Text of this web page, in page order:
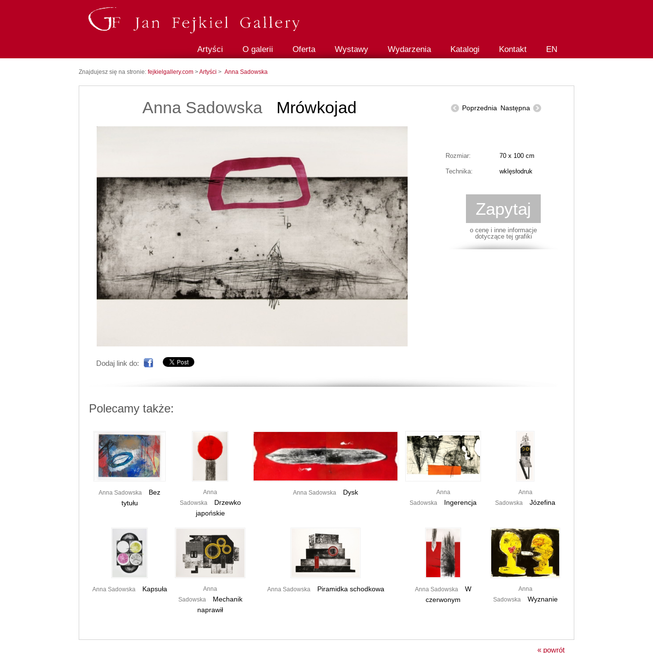
Artyści O galerii Oferta Wystawy Wydarzenia Katalogi Kontakt EN
Znajdujesz się na stronie: fejkielgallery.com >Artyści > Anna Sadowska
Poprzednia Następna
Anna Sadowska Mrówkojad
Rozmiar: 70 x 100 cm
Technika: wklęsłodruk
Zapytaj
o cenę i inne informacje
dotyczące tej grafiki
Dodaj link do:
Polecamy także:
Anna Sadowska
Bez
tytułu
Anna
Sadowska
Drzewko
japońskie
Anna Sadowska Dysk
Anna
Sadowska
Ingerencja
Anna
Sadowska
Józefina
Anna Sadowska Kapsuła
Anna
Sadowska
Mechanik
naprawił
Anna Sadowska Piramidka schodkowa Anna Sadowska
W
czerwonym
Anna
Sadowska
Wyznanie
« powrót